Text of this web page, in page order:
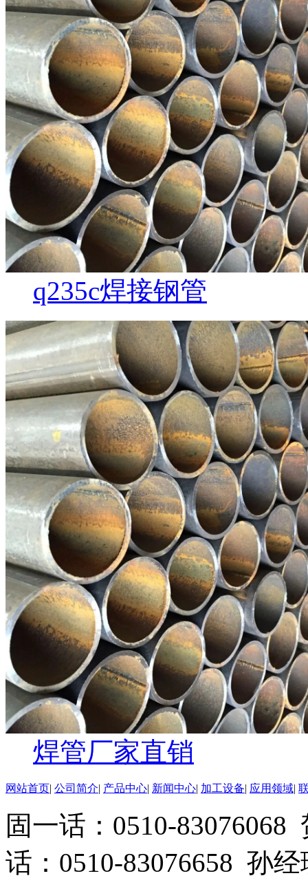
q235c焊接钢管
焊管厂家直销
网站首页| 公司简介| 产品中心| 新闻中心| 加工设备| 应用领域|
固一话：0510-
话：0510-83076658 孙